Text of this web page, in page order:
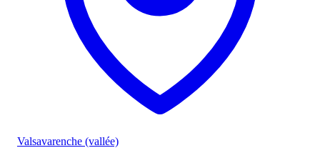
Valsavarenche (vallée)